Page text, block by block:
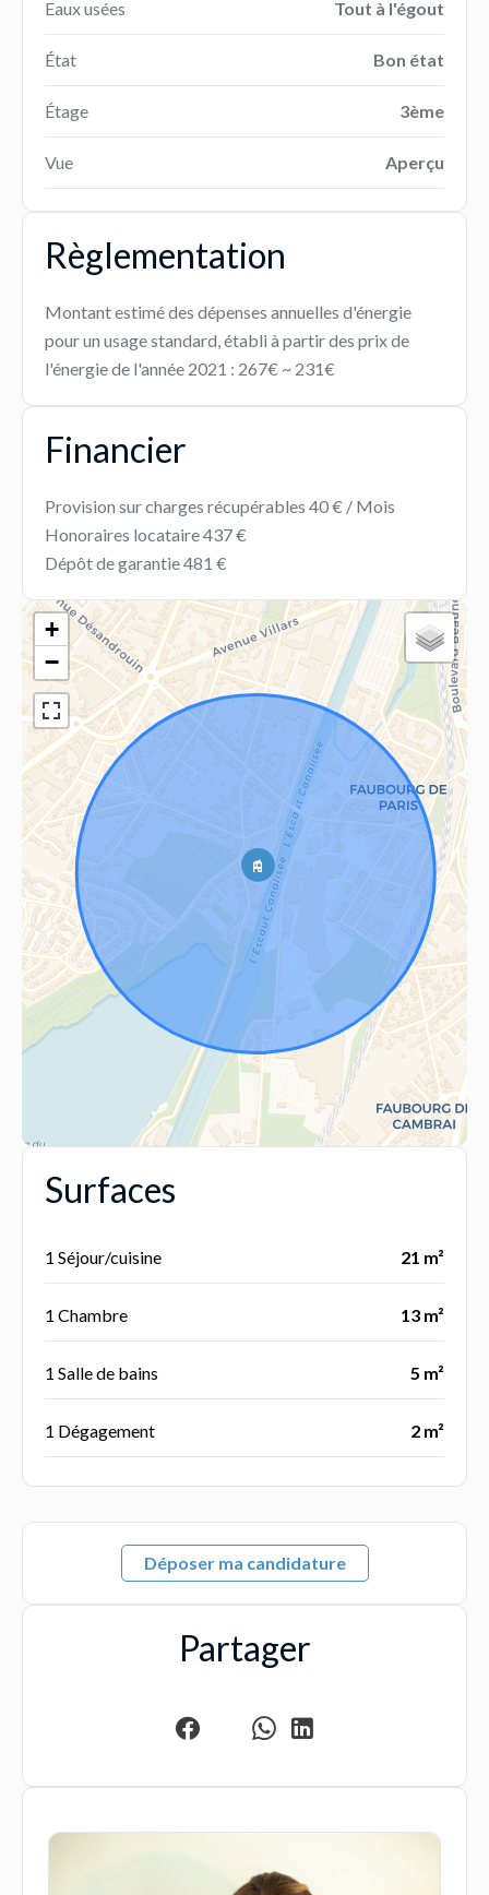
Eaux usées Tout à l'égout
État Bon état
Étage 3ème
Vue Aperçu
Règlementation
Montant estimé des dépenses annuelles d'énergie
pour un usage standard, établi à partir des prix de
l'énergie de l'année 2021 : 267€ ~ 231€
Financier
Provision sur charges récupérables 40 € / Mois
Honoraires locataire437 €
Dépôt de garantie481 €
+
−
Surfaces
1 Séjour/cuisine 21 m²
1 Chambre 13 m²
1 Salle de bains 5 m²
1 Dégagement 2 m²
Déposer ma candidature
Partager